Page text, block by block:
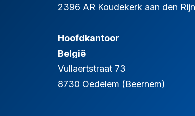
2396 AR Koudekerk aan den Rijn
Hoofdkantoor
België
Vullaertstraat 73
8730 Oedelem (Beernem)